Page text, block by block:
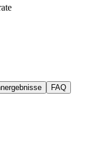
FAQ